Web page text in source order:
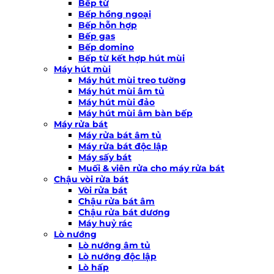
Bếp từ
Bếp hồng ngoại
Bếp hỗn hợp
Bếp gas
Bếp domino
Bếp từ kết hợp hút mùi
Máy hút mùi
Máy hút mùi treo tường
Máy hút mùi âm tủ
Máy hút mùi đảo
Máy hút mùi âm bàn bếp
Máy rửa bát
Máy rửa bát âm tủ
Máy rửa bát độc lập
Máy sấy bát
Muối & viên rửa cho máy rửa bát
Chậu vòi rửa bát
Vòi rửa bát
Chậu rửa bát âm
Chậu rửa bát dương
Máy huỷ rác
Lò nướng
Lò nướng âm tủ
Lò nướng độc lập
Lò hấp